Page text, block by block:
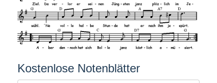
Kostenlose Notenblätter